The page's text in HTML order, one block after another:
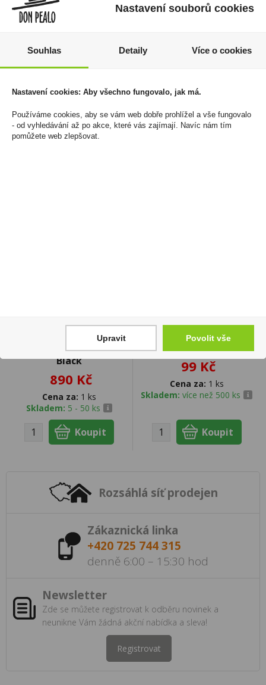
10YO 0,7l 43,5%
1 799 Kč
Cena za:1 ks
40% Mini
59 Kč
Cena za:1 ks
Zařízení Ploom Aura Jet
Black
890 Kč
Cena za: 1 ks
Skladem: 5 - 50 ks
Além Mar 0,75l Červené
99 Kč
Cena za: 1 ks
Skladem: více než 500 ks
Rozsáhlá síť prodejen
Zákaznická linka
+420 725 744 315
denně 6:00 – 15:30 hod
Newsletter
Zde se můžete registrovat k odběru novinek a
neunikne Vám žádná akční nabídka a sleva!
Registrovat
Nastavení souborů cookies
Souhlas Detaily Více o cookies
Nastavení cookies: Aby všechno fungovalo, jak má.
Používáme cookies, aby se vám web dobře prohlížel a vše fungovalo
- od vyhledávání až po akce, které vás zajímají. Navíc nám tím
pomůžete web zlepšovat.
Upravit Povolit vše